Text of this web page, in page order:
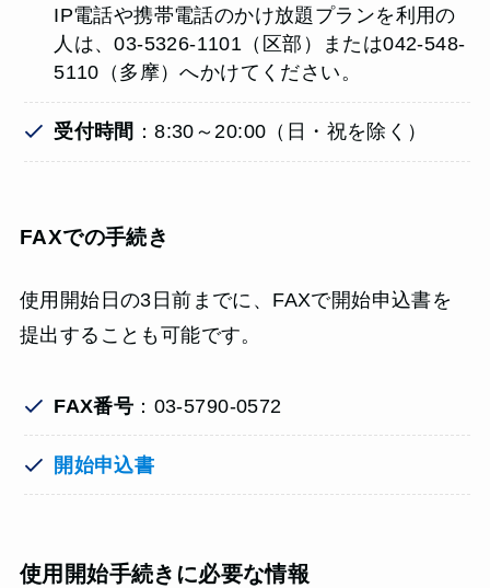
IP電話や携帯電話のかけ放題プランを利用の
人は、03-5326-1101（区部）または042-548-
5110（多摩）へかけてください。
受付時間 ：8:30～20:00（日・祝を除く）
FAXでの手続き
使用開始日の3日前までに、FAXで開始申込書を
提出することも可能です。
FAX番号 ：03-5790-0572
開始申込書
使用開始手続きに必要な情報